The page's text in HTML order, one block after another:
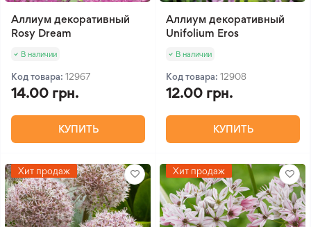
Аллиум декоративный
Rosy Dream
В наличии
Код товара: 12967
14.00 грн.
КУПИТЬ
Аллиум декоративный
Unifolium Eros
В наличии
Код товара: 12908
12.00 грн.
КУПИТЬ
Хит продаж Хит продаж